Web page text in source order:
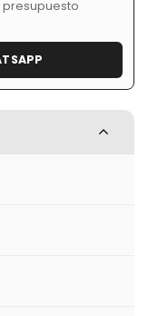
presupuesto